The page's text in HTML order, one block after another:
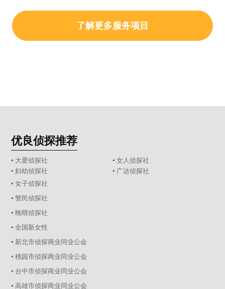
了解更多服务项目
优良侦探推荐
▪ 大爱侦探社
▪ 女人侦探社
▪ 妇幼侦探社
▪ 广达侦探社
▪ 女子侦探社
▪ 警民侦探社
▪ 晚晴侦探社
▪ 全国新女性
▪ 新北市侦探商业同业公会
▪ 桃园市侦探商业同业公会
▪ 台中市侦探商业同业公会
▪ 高雄市侦探商业同业公会